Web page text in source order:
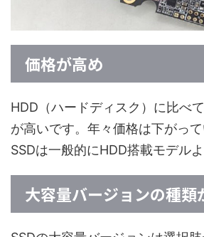
価格が高め
HDD（ハードディスク）に比べ
が高いです。年々価格は下がっ
SSDは一般的にHDD搭載モデルよ
大容量バージョンの種類